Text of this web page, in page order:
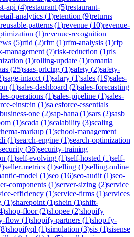
api (4)restaurant (5)restaurant-
analytics (1)retention (9)returns
reusable-patterns (1)revenue (10)revenue-
(1)revenue-recognition
(5)rfid (2)rfm (1)rfm-analysis (1)rfp
management (7)risk-reduction (1)rls
(1)rolling-update (1)romania
(25)saas-pricing (1)safety (2)safety-
)sage-intacct (1)salary (1)sales (19)sales-
(1)sales-dashboard (2)sales-forecasting
operations (1)sales-pipeline (1)sales-
einstein (1)salesforce-essentials
one (2)sap-hana (1)sars (2)sasb
(1)scada (1)scalability (3)scaling
markup (1)school-management
(1)search-engine (1)search-optimization
(36)security-training
(1)self-evolving (1)self-hosted (1)self-
)seller-metrics (1)selling (1)selling-online
model (1)seo (16)seo-audit (1)seo-
components (1)server-sizing (2)service
efficiency (1)service-firms (1)services
(1)sharepoint (1)shein (1)shift-
)shop-floor(2)shopee (2)shopify
flow (1)shopify-partners (1)shopify-
8)shopifyql (1)simulation (3)sis (1)sisense